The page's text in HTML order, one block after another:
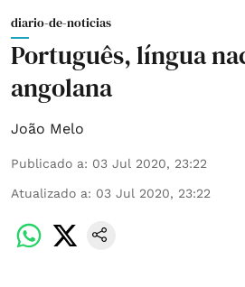
diario-de-noticias
Português, língua
angolana
João Melo
Publicado a: 03 Jul 2020, 23:22
Atualizado a: 03 Jul 2020, 23:22